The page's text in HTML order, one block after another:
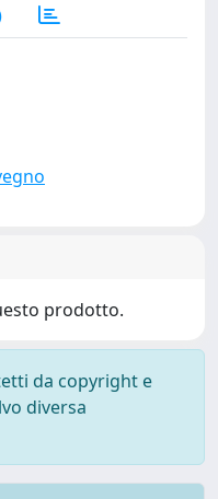
prodotto.
da copyright e
diversa